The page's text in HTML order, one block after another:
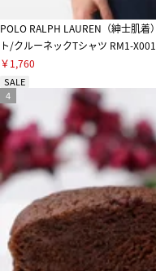
POLO RALPH LAUREN（紳士肌
ト/クルーネックTシャツ RM1-X001
￥1,760
SALE